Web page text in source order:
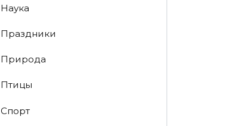
Наука
Праздники
Природа
Птицы
Спорт